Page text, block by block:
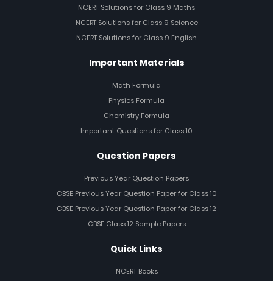
NCERT Solutions for Class 9 Maths
NCERT Solutions for Class 9 Science
NCERT Solutions for Class 9 English
Important Materials
Math Formula
Physics Formula
Chemistry Formula
Important Questions for Class 10
Question Papers
Previous Year Question Papers
CBSE Previous Year Question Paper for Class 10
CBSE Previous Year Question Paper for Class 12
CBSE Class 12 Sample Papers
Quick Links
NCERT Books